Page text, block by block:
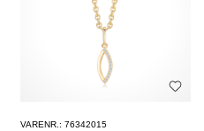
VARENR.: 76342015